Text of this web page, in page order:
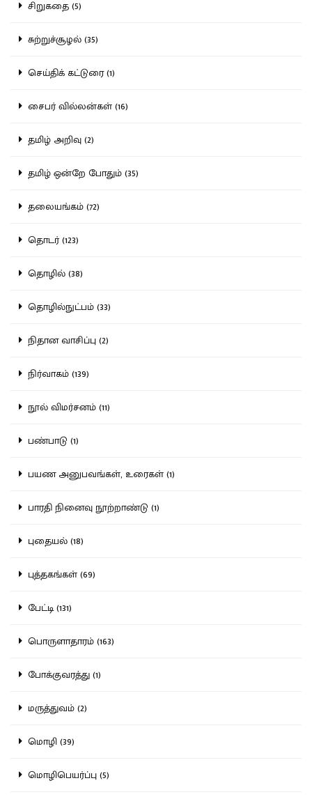
சிறுகதை (5)
சுற்றுச்சூழல் (35)
செய்திக் கட்டுரை (1)
சைபர் வில்லன்கள் (16)
தமிழ் அறிவு (2)
தமிழ் ஒன்றே போதும் (35)
தலையங்கம் (72)
தொடர் (123)
தொழில் (38)
தொழில்நுட்பம் (33)
நிதான வாசிப்பு (2)
நிர்வாகம் (139)
நூல் விமர்சனம் (11)
பண்பாடு (1)
பயண அனுபவங்கள், உரைகள் (1)
பாரதி நினைவு நூற்றாண்டு (1)
புதையல் (18)
புத்தகங்கள் (69)
பேட்டி (131)
பொருளாதாரம் (163)
போக்குவரத்து (1)
மருத்துவம் (2)
மொழி (39)
மொழிபெயர்ப்பு (5)